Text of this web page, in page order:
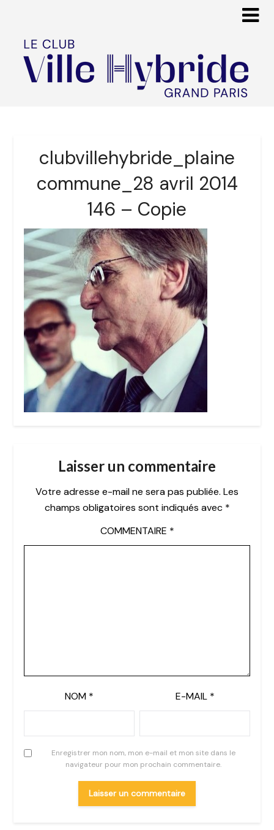
clubvillehybride_plaine
commune_28 avril 2014
146 – Copie
Laisser un commentaire
Votre adresse e-mail ne sera pas publiée. Les
champs obligatoires sont indiqués avec *
COMMENTAIRE *
NOM * E-MAIL *
Enregistrer mon nom, mon e-mail et mon site dans le
navigateur pour mon prochain commentaire.